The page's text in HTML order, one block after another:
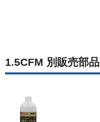
1.5CFM 別販売部品